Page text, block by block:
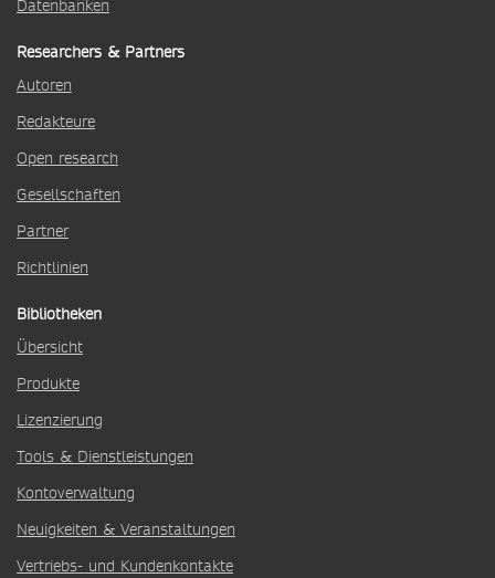
Datenbanken
Researchers & Partners
Autoren
Redakteure
Open research
Gesellschaften
Partner
Richtlinien
Bibliotheken
Übersicht
Produkte
Lizenzierung
Tools & Dienstleistungen
Kontoverwaltung
Neuigkeiten & Veranstaltungen
Vertriebs- und Kundenkontakte